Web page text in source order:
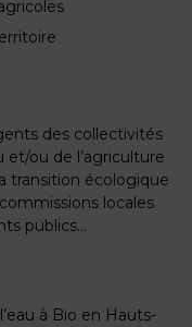
des collectivités
et/ou de l’agriculture
transition écologique
locales
publics…
à Bio en Hauts-